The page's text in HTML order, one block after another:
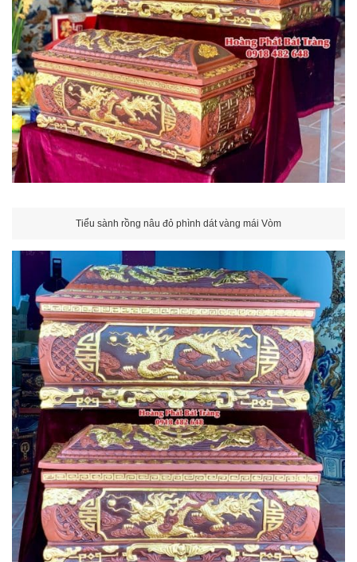
Tiểu sành rồng nâu đỏ phình dát vàng mái Vòm